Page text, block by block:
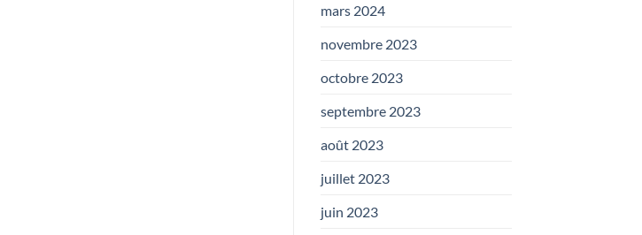
mars 2024
novembre 2023
octobre 2023
septembre 2023
août 2023
juillet 2023
juin 2023